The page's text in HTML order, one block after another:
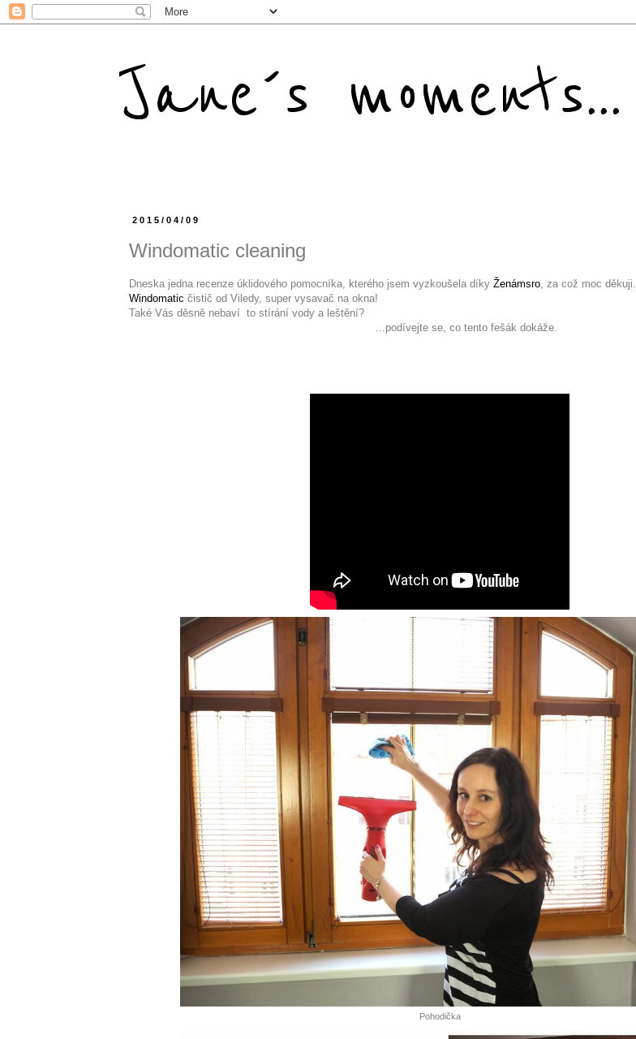
Jane´s moments...
2015/04/09
Windomatic cleaning
Dneska jedna recenze úklidového pomocníka, kterého jsem vyzkoušela díky Ženámsro, za což moc děkuji.
Windomatic čistič od Viledy, super vysavač na okna!
Také Vás děsně nebaví to stírání vody a leštění?
...podívejte se, co tento fešák dokáže.
Pohodička